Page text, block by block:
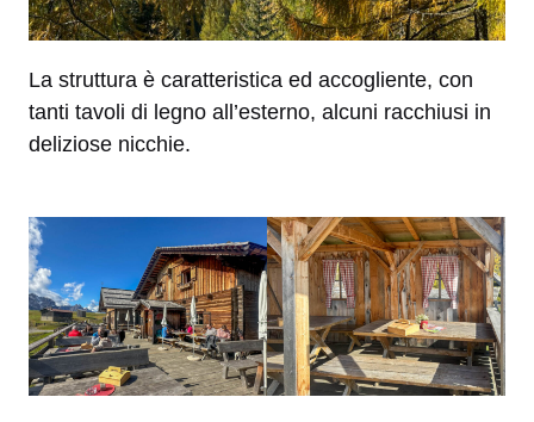
La struttura è caratteristica ed accogliente, con
tanti tavoli di legno all’esterno, alcuni racchiusi in
deliziose nicchie.